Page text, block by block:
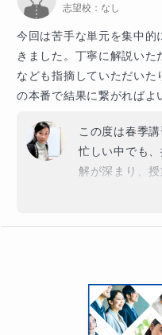
長らく共に歩
志望校： なし
今回は苦手な単元を集中的
きました。丁寧に解説い
なども指摘していただい
の本番で結果に繋がればよ
この度は春季
忙しい中でも
解が深まり、
いると思いま
またお力にな